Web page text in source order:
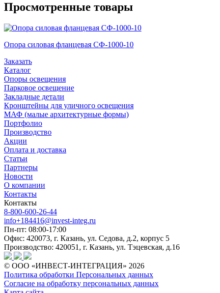
Просмотренные товары
Опора силовая фланцевая СФ-1000-10
Заказать
Каталог
Опоры освещения
Парковое освещение
Закладные детали
Кронштейны для уличного освещения
МАФ (малые архитектурные формы)
Портфолио
Производство
Акции
Оплата и доставка
Статьи
Партнеры
Новости
О компании
Контакты
Контакты
8-800-600-26-44
info+184416@invest-integ.ru
Пн-пт: 08:00-17:00
Офис: 420073, г. Казань, ул. Седова, д.2, корпус 5
Производство: 420051, г. Казань, ул. Тэцевская, д.16
© ООО «ИНВЕСТ-ИНТЕГРАЦИЯ» 2026
Политика обработки Персональных данных
Согласие на обработку персональных данных